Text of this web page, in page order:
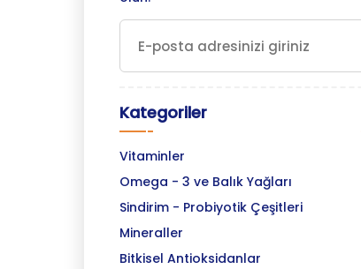
Kategoriler
Vitaminler
Omega - 3 ve Balık Yağları
Sindirim - Probiyotik Çeşitleri
Mineraller
Bitkisel Antioksidanlar